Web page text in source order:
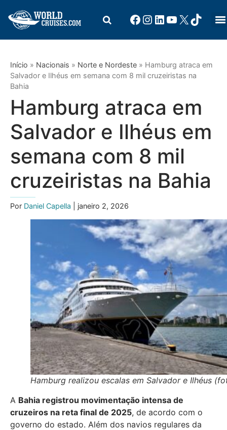
Início » Nacionais » Norte e Nordeste » Hamburg atraca em
Salvador e Ilhéus em semana com 8 mil cruzeiristas na
Bahia
Hamburg atraca em
Salvador e Ilhéus em
semana com 8 mil
cruzeiristas na Bahia
Por Daniel Capella | janeiro 2, 2026
Hamburg realizou escalas em Salvador e Ilhéus
A Bahia registrou movimentação intensa de
cruzeiros na reta final de 2025, de acordo com o
governo do estado. Além dos navios regulares da